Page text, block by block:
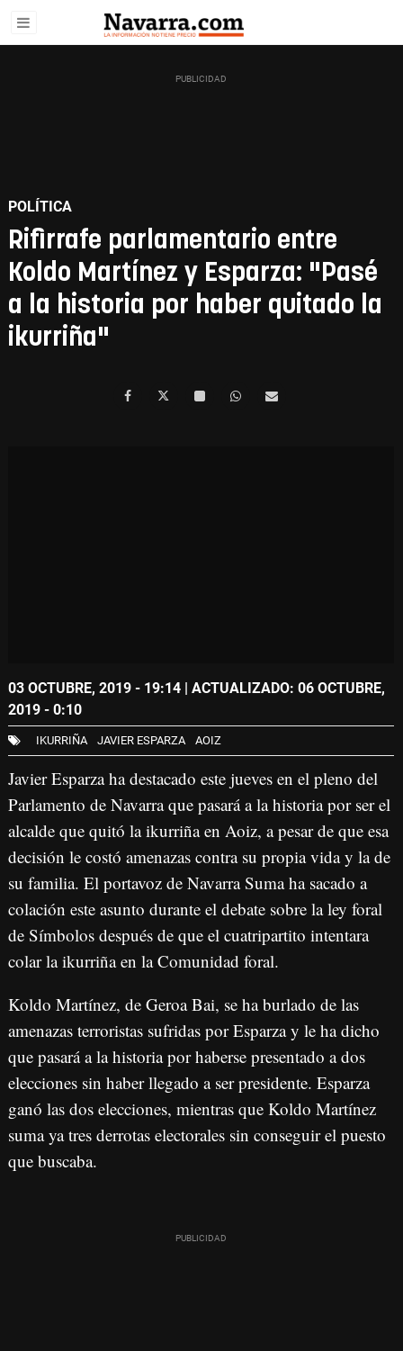
POLÍTICA
Rifirrafe parlamentario entre
Koldo Martínez y Esparza: "Pasé
a la historia por haber quitado la
ikurriña"
03 OCTUBRE, 2019 - 19:14 | ACTUALIZADO: 06 OCTUBRE,
2019 - 0:10
IKURRIÑA JAVIER ESPARZA AOIZ
Javier Esparza ha destacado este jueves en el pleno del
Parlamento de Navarra que pasará a la historia por ser el
alcalde que quitó la ikurriña en Aoiz, a pesar de que esa
decisión le costó amenazas contra su propia vida y la de
su familia. El portavoz de Navarra Suma ha sacado a
colación este asunto durante el debate sobre la ley foral
de Símbolos después de que el cuatripartito intentara
colar la ikurriña en la Comunidad foral.
Koldo Martínez, de Geroa Bai, se ha burlado de las
amenazas terroristas sufridas por Esparza y le ha dicho
que pasará a la historia por haberse presentado a dos
elecciones sin haber llegado a ser presidente. Esparza
ganó las dos elecciones, mientras que Koldo Martínez
suma ya tres derrotas electorales sin conseguir el puesto
que buscaba.